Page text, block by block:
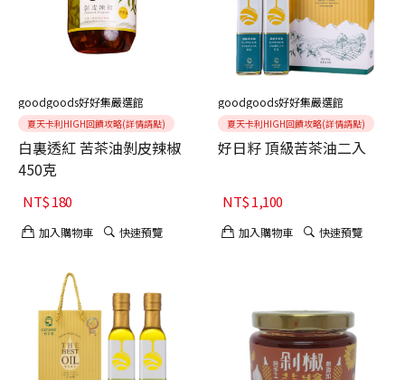
goodgoods好好集嚴選館
夏天卡利HIGH回饋攻略(詳情請點)
白裏透紅 苦茶油剝皮辣椒
450克
NT$180
加入購物車 快速預覽
goodgoods好好集嚴選館
夏天卡利HIGH回饋攻略(詳情請點)
好日籽 頂級苦茶油二入
NT$1,100
加入購物車 快速預覽